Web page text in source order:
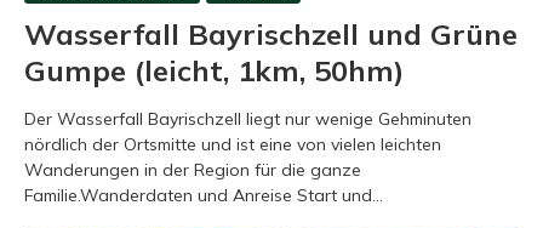
Wasserfall Bayrischzell und Grüne
Gumpe (leicht, 1km, 50hm)
Der Wasserfall Bayrischzell liegt nur wenige Gehminuten
nördlich der Ortsmitte und ist eine von vielen leichten
Wanderungen in der Region für die ganze
Familie.Wanderdaten und Anreise Start und...